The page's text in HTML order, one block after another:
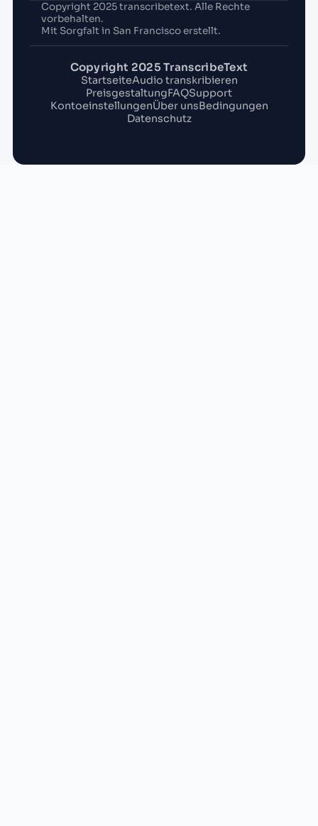
Copyright 2025 transcribetext. Alle Rechte
vorbehalten.
Mit Sorgfalt in San Francisco erstellt.
Copyright 2025 TranscribeText
StartseiteAudio transkribieren
PreisgestaltungFAQSupport
KontoeinstellungenÜber unsBedingungen
Datenschutz